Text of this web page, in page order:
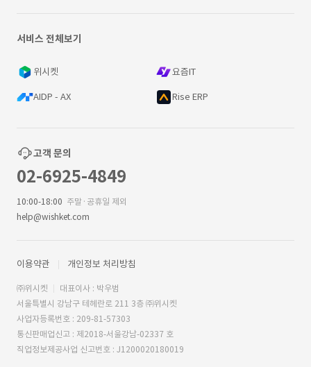
서비스 전체보기
위시켓 요즘IT
AIDP - AX Rise ERP
고객 문의
02-6925-4849
10:00-18:00 주말·공휴일 제외
help@wishket.com
이용약관 개인정보 처리방침
㈜위시켓
대표이사 : 박우범
서울특별시 강남구 테헤란로 211 3층 ㈜위시켓
사업자등록번호 : 209-81-57303
통신판매업신고 : 제2018-서울강남-02337 호
직업정보제공사업 신고번호 : J1200020180019